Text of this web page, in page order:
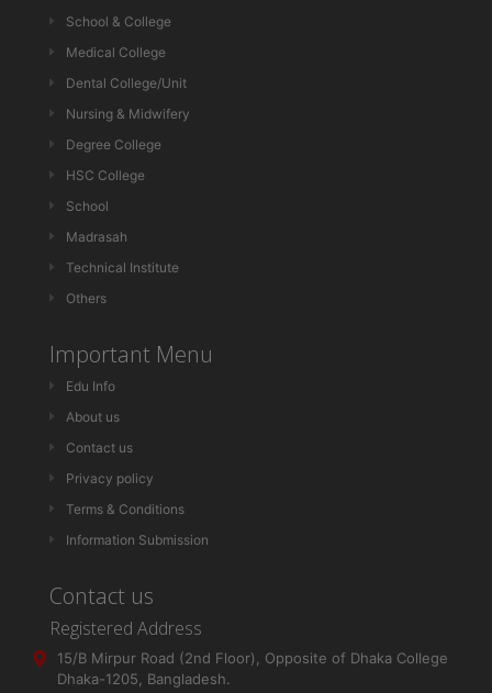
School & College
Medical College
Dental College/Unit
Nursing & Midwifery
Degree College
HSC College
School
Madrasah
Technical Institute
Others
Important Menu
Edu Info
About us
Contact us
Privacy policy
Terms & Conditions
Information Submission
Contact us
Registered Address
15/B Mirpur Road (2nd Floor), Opposite of Dhaka College
Dhaka-1205, Bangladesh.